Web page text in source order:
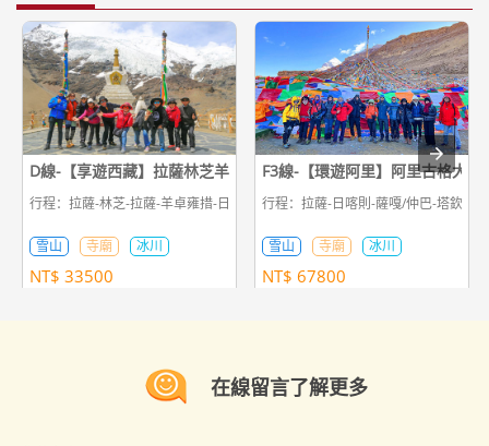
D線-【享遊西藏】拉薩林芝羊湖日喀則9日遊
行程：拉薩-林芝-拉薩-羊卓雍措-日喀則-拉薩
雪山 寺廟 冰川
NT$ 33500
F3線-【環遊阿里】阿里古格大北
行程：拉薩-日喀則-薩嘎/仲巴-塔欽-劄
雪山 寺廟 冰川
NT$ 67800
在線留言了解更多